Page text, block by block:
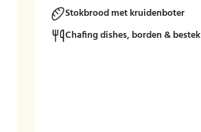
Stokbrood met kruidenboter
Chafing dishes, borden & bestek